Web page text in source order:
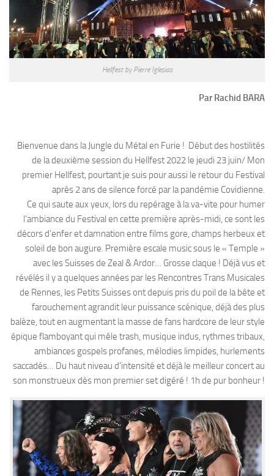
Hellfest by Pierre Iglesias
Par Rachid BARA
Bienvenue dans la Jungle du Métal en Furie ! Début des hostilités
de la deuxième session du Hellfest 2022 le jeudi 23 juin/ Mon
premier Hellfest, pourtant je suis pour aussi le retour du Festival
après 2 ans de silence forcé par la pandémie Covidienne.
Ce qui saute aux yeux, lors du repérage à la va-vite pour humer
l’ambiance du Festival en cette première après-midi, ce sont les
décors d’enfer et damnation entre films gore, champs herbeux et
soleil de bon augure. Première escale music sous le « Temple »
avec les Suisses de Zeal & Ardor… Grosse claque ! Déjà vus et
révélés il y a quelques années par les Rencontres Trans Musicales
de Rennes, les Petits Suisses ont depuis pris du poil de la bête et
farouchement agrandit leur puissance scénique, déjà des plus
balèze, tout en augmentant la masse de fans hardcore de leur style
épique flamboyant qui mêle trash, musique indus, rythmes tribaux,
ambiances gospels profanes, mélodies limpides, hurlements
saccadés… Du haut niveau d’intensité et déjà le meilleur concert au
son monstrueux dès mon premier set digéré ! 1h de pur bonheur !